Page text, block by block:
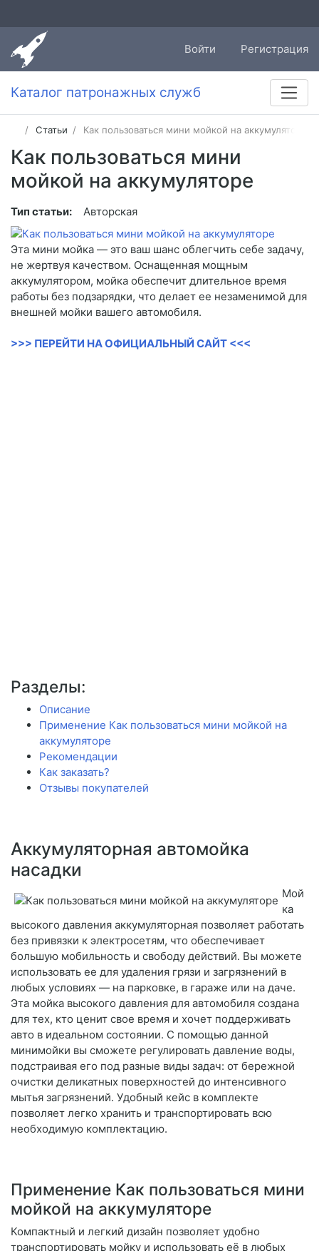
Войти Регистрация
Каталог патронажных служб
Статьи Как пользоваться мини мойкой на аккумуляторе
Как пользоваться мини
мойкой на аккумуляторе
Тип статьи: Авторская
Эта мини мойка — это ваш шанс облегчить себе задачу,
не жертвуя качеством. Оснащенная мощным
аккумулятором, мойка обеспечит длительное время
работы без подзарядки, что делает ее незаменимой для
внешней мойки вашего автомобиля.
>>> ПЕРЕЙТИ НА ОФИЦИАЛЬНЫЙ САЙТ <<<
Разделы:
Описание
Применение Как пользоваться мини мойкой на
аккумуляторе
Рекомендации
Как заказать?
Отзывы покупателей
Аккумуляторная автомойка
насадки
Мой
ка
высокого давления аккумуляторная позволяет работать
без привязки к электросетям, что обеспечивает
большую мобильность и свободу действий. Вы можете
использовать ее для удаления грязи и загрязнений в
любых условиях — на парковке, в гараже или на даче.
Эта мойка высокого давления для автомобиля создана
для тех, кто ценит свое время и хочет поддерживать
авто в идеальном состоянии. С помощью данной
минимойки вы сможете регулировать давление воды,
подстраивая его под разные виды задач: от бережной
очистки деликатных поверхностей до интенсивного
мытья загрязнений. Удобный кейс в комплекте
позволяет легко хранить и транспортировать всю
необходимую комплектацию.
Применение Как пользоваться мини
мойкой на аккумуляторе
Компактный и легкий дизайн позволяет удобно
транспортировать мойку и использовать её в любых